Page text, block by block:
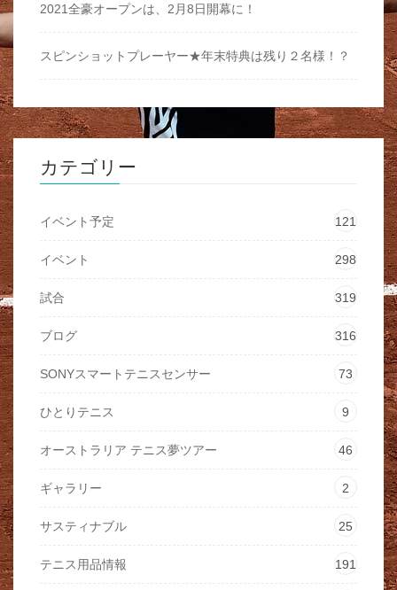
2021全豪オープンは、2月8日開幕に！
スピンショットプレーヤー★年末特典は残り２名様！？
カテゴリー
イベント予定 121
イベント 298
試合 319
ブログ 316
SONYスマートテニスセンサー 73
ひとりテニス 9
オーストラリア テニス夢ツアー 46
ギャラリー 2
サスティナブル 25
テニス用品情報 191